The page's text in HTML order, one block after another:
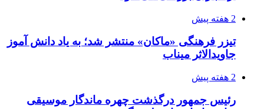
2 هفته پیش
تیزر فرهنگی «ماکان» منتشر شد؛ به یاد دانش آموز
جاویدالاثر میناب
2 هفته پیش
رئیس جمهور درگذشت چهره ماندگار موسیقی